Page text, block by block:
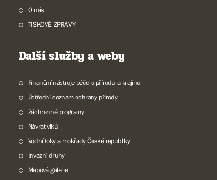
O nás
TISKOVÉ ZPRÁVY
Další služby a weby
Finanční nástroje péče o přírodu a krajinu
Ústřední seznam ochrany přírody
Záchranné programy
Návrat vlků
Vodní toky a mokřady České republiky
Invazní druhy
Mapová galerie